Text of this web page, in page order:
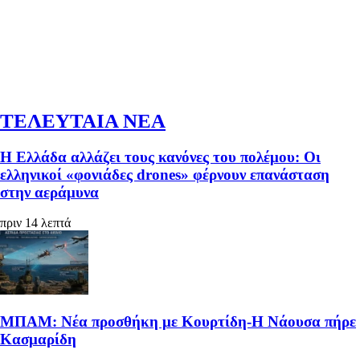
ΤΕΛΕΥΤΑΙΑ ΝΕΑ
Η Ελλάδα αλλάζει τους κανόνες του πολέμου: Οι
ελληνικοί «φονιάδες drones» φέρνουν επανάσταση
στην αεράμυνα
πριν 14 λεπτά
ΜΠΑΜ: Νέα προσθήκη με Κουρτίδη-Η Νάουσα πήρε
Κασμαρίδη